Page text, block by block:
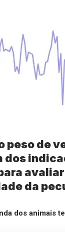
peso de
dos
da
dos animais